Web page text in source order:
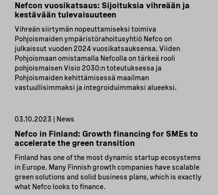
Nefcon vuosikatsaus: Sijoituksia vihreään ja
kestävään tulevaisuuteen
Vihreän siirtymän nopeuttamiseksi toimiva
Pohjoismaiden ympäristörahoitusyhtiö Nefco on
julkaissut vuoden 2024 vuosikatsauksensa. Viiden
Pohjoismaan omistamalla Nefcolla on tärkeä rooli
pohjoismaisen Visio 2030:n toteutuksessa ja
Pohjoismaiden kehittämisessä maailman
vastuullisimmaksi ja integroiduimmaksi alueeksi.
03.10.2023 | News
Nefco in Finland: Growth financing for SMEs to
accelerate the green transition
Finland has one of the most dynamic startup ecosystems
in Europe. Many Finnish growth companies have scalable
green solutions and solid business plans, which is exactly
what Nefco looks to finance.